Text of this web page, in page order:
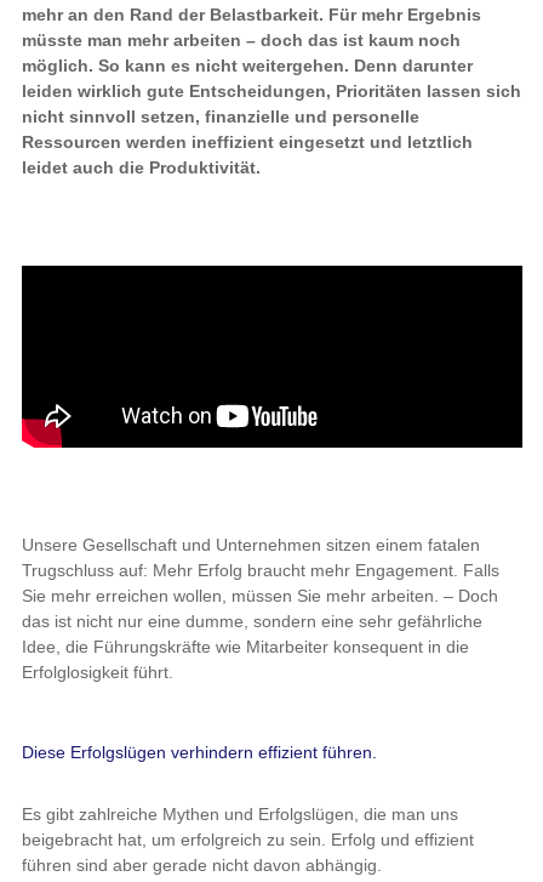
mehr an den Rand der Belastbarkeit. Für mehr Ergebnis
müsste man mehr arbeiten – doch das ist kaum noch
möglich. So kann es nicht weitergehen. Denn darunter
leiden wirklich gute Entscheidungen, Prioritäten lassen sich
nicht sinnvoll setzen, finanzielle und personelle
Ressourcen werden ineffizient eingesetzt und letztlich
leidet auch die Produktivität.
Unsere Gesellschaft und Unternehmen sitzen einem fatalen
Trugschluss auf: Mehr Erfolg braucht mehr Engagement. Falls
Sie mehr erreichen wollen, müssen Sie mehr arbeiten. – Doch
das ist nicht nur eine dumme, sondern eine sehr gefährliche
Idee, die Führungskräfte wie Mitarbeiter konsequent in die
Erfolglosigkeit führt.
Diese Erfolgslügen verhindern effizient führen.
Es gibt zahlreiche Mythen und Erfolgslügen, die man uns
beigebracht hat, um erfolgreich zu sein. Erfolg und effizient
führen sind aber gerade nicht davon abhängig.